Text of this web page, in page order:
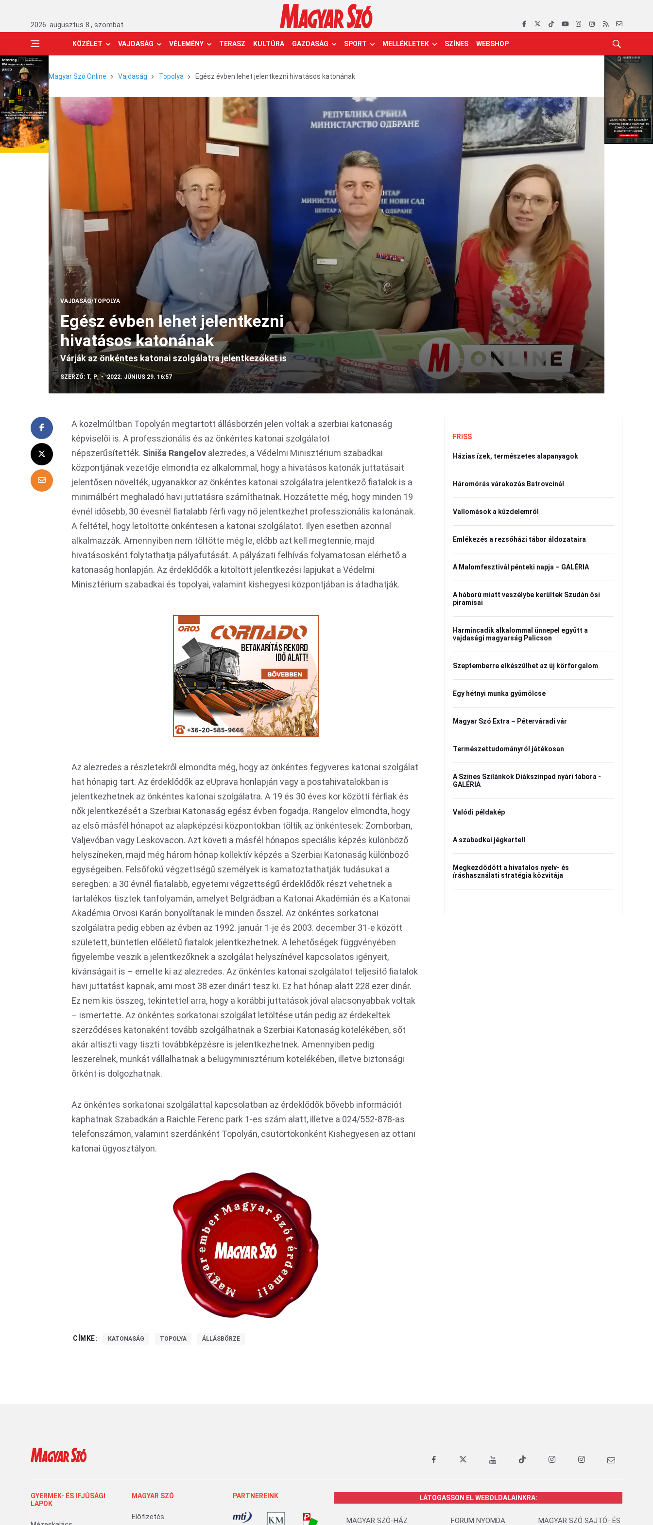
2026. augusztus 8., szombat
KÖZÉLET VAJDASÁG VÉLEMÉNY TERASZ KULTÚRA GAZDASÁG SPORT MELLÉKLETEK SZÍNES WEBSHOP
Magyar Szó Online Vajdaság Topolya Egész évben lehet jelentkezni hivatásos katonának
VAJDASÁG/TOPOLYA
Egész évben lehet jelentkezni
hivatásos katonának
Várják az önkéntes katonai szolgálatra jelentkezőket is
SZERZŐ: T. P. 2022. JÚNIUS 29. 16:57
A közelmúltban Topolyán megtartott állásbörzén jelen voltak a szerbiai katonaság
képviselői is. A professzionális és az önkéntes katonai szolgálatot
népszerűsítették. Siniša Rangelov alezredes, a Védelmi Minisztérium szabadkai
központjának vezetője elmondta ez alkalommal, hogy a hivatásos katonák juttatásait
jelentősen növelték, ugyanakkor az önkéntes katonai szolgálatra jelentkező fiatalok is a
minimálbért meghaladó havi juttatásra számíthatnak. Hozzátette még, hogy minden 19
évnél idősebb, 30 évesnél fiatalabb férfi vagy nő jelentkezhet professzionális katonának.
A feltétel, hogy letöltötte önkéntesen a katonai szolgálatot. Ilyen esetben azonnal
alkalmazzák. Amennyiben nem töltötte még le, előbb azt kell megtennie, majd
hivatásosként folytathatja pályafutását. A pályázati felhívás folyamatosan elérhető a
katonaság honlapján. Az érdeklődők a kitöltött jelentkezési lapjukat a Védelmi
Minisztérium szabadkai és topolyai, valamint kishegyesi központjában is átadhatják.
Az alezredes a részletekről elmondta még, hogy az önkéntes fegyveres katonai szolgálat
hat hónapig tart. Az érdeklődők az eUprava honlapján vagy a postahivatalokban is
jelentkezhetnek az önkéntes katonai szolgálatra. A 19 és 30 éves kor közötti férfiak és
nők jelentkezését a Szerbiai Katonaság egész évben fogadja. Rangelov elmondta, hogy
az első másfél hónapot az alapképzési központokban töltik az önkéntesek: Zomborban,
Valjevóban vagy Leskovacon. Azt követi a másfél hónapos speciális képzés különböző
helyszíneken, majd még három hónap kollektív képzés a Szerbiai Katonaság különböző
egységeiben. Felsőfokú végzettségű személyek is kamatoztathatják tudásukat a
seregben: a 30 évnél fiatalabb, egyetemi végzettségű érdeklődők részt vehetnek a
tartalékos tisztek tanfolyamán, amelyet Belgrádban a Katonai Akadémián és a Katonai
Akadémia Orvosi Karán bonyolítanak le minden ősszel. Az önkéntes sorkatonai
szolgálatra pedig ebben az évben az 1992. január 1-je és 2003. december 31-e között
született, büntetlen előéletű fiatalok jelentkezhetnek. A lehetőségek függvényében
figyelembe veszik a jelentkezőknek a szolgálat helyszínével kapcsolatos igényeit,
kívánságait is – emelte ki az alezredes. Az önkéntes katonai szolgálatot teljesítő fiatalok
havi juttatást kapnak, ami most 38 ezer dinárt tesz ki. Ez hat hónap alatt 228 ezer dinár.
Ez nem kis összeg, tekintettel arra, hogy a korábbi juttatások jóval alacsonyabbak voltak
– ismertette. Az önkéntes sorkatonai szolgálat letöltése után pedig az érdekeltek
szerződéses katonaként tovább szolgálhatnak a Szerbiai Katonaság kötelékében, sőt
akár altiszti vagy tiszti továbbképzésre is jelentkezhetnek. Amennyiben pedig
leszerelnek, munkát vállalhatnak a belügyminisztérium kötelékében, illetve biztonsági
őrként is dolgozhatnak.
Az önkéntes sorkatonai szolgálattal kapcsolatban az érdeklődők bővebb információt
kaphatnak Szabadkán a Raichle Ferenc park 1-es szám alatt, illetve a 024/552-878-as
telefonszámon, valamint szerdánként Topolyán, csütörtökönként Kishegyesen az ottani
katonai ügyosztályon.
CÍMKE: KATONASÁG TOPOLYA ÁLLÁSBÖRZE
FRISS
Házias ízek, természetes alapanyagok
Háromórás várakozás Batrovcinál
Vallomások a küzdelemről
Emlékezés a rezsőházi tábor áldozataira
A Malomfesztivál pénteki napja – GALÉRIA
A háború miatt veszélybe kerültek Szudán ősi
piramisai
Harmincadik alkalommal ünnepel együtt a
vajdasági magyarság Palicson
Szeptemberre elkészülhet az új körforgalom
Egy hétnyi munka gyümölcse
Magyar Szó Extra – Péterváradi vár
Természettudományról játékosan
A Színes Szilánkok Diákszínpad nyári tábora -
GALÉRIA
Valódi példakép
A szabadkai jégkartell
Megkezdődött a hivatalos nyelv- és
íráshasználati stratégia közvitája
GYERMEK- ÉS IFJÚSÁGI
LAPOK
MAGYAR SZÓ
Előfizetés
PARTNEREINK LÁTOGASSON EL WEBOLDALAINKRA:
MAGYAR SZÓ-HÁZ FORUM NYOMDA MAGYAR SZÓ SAJTÓ- ÉS